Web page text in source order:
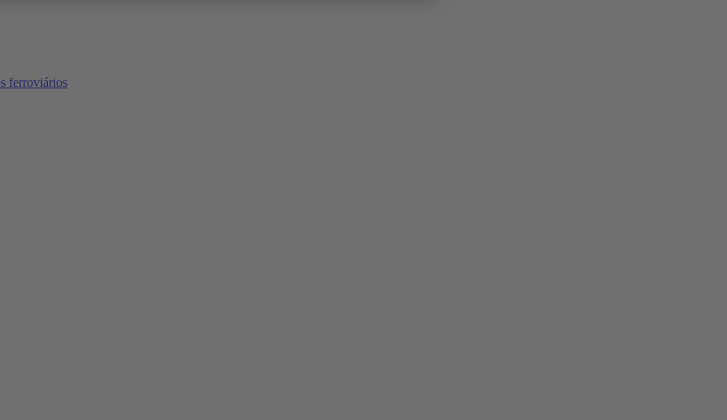
ferroviários